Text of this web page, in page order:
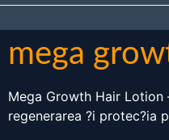
mega
Mega Growth Hair
regenerarea ?i protec?ia